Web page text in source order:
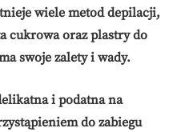
wiele metod depilacji,
cukrowa oraz plastry do
swoje zalety i wady.
i podatna na
do zabiegu